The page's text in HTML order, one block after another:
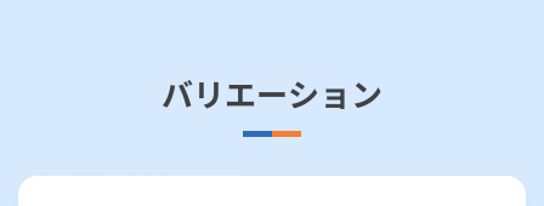
バリエーション